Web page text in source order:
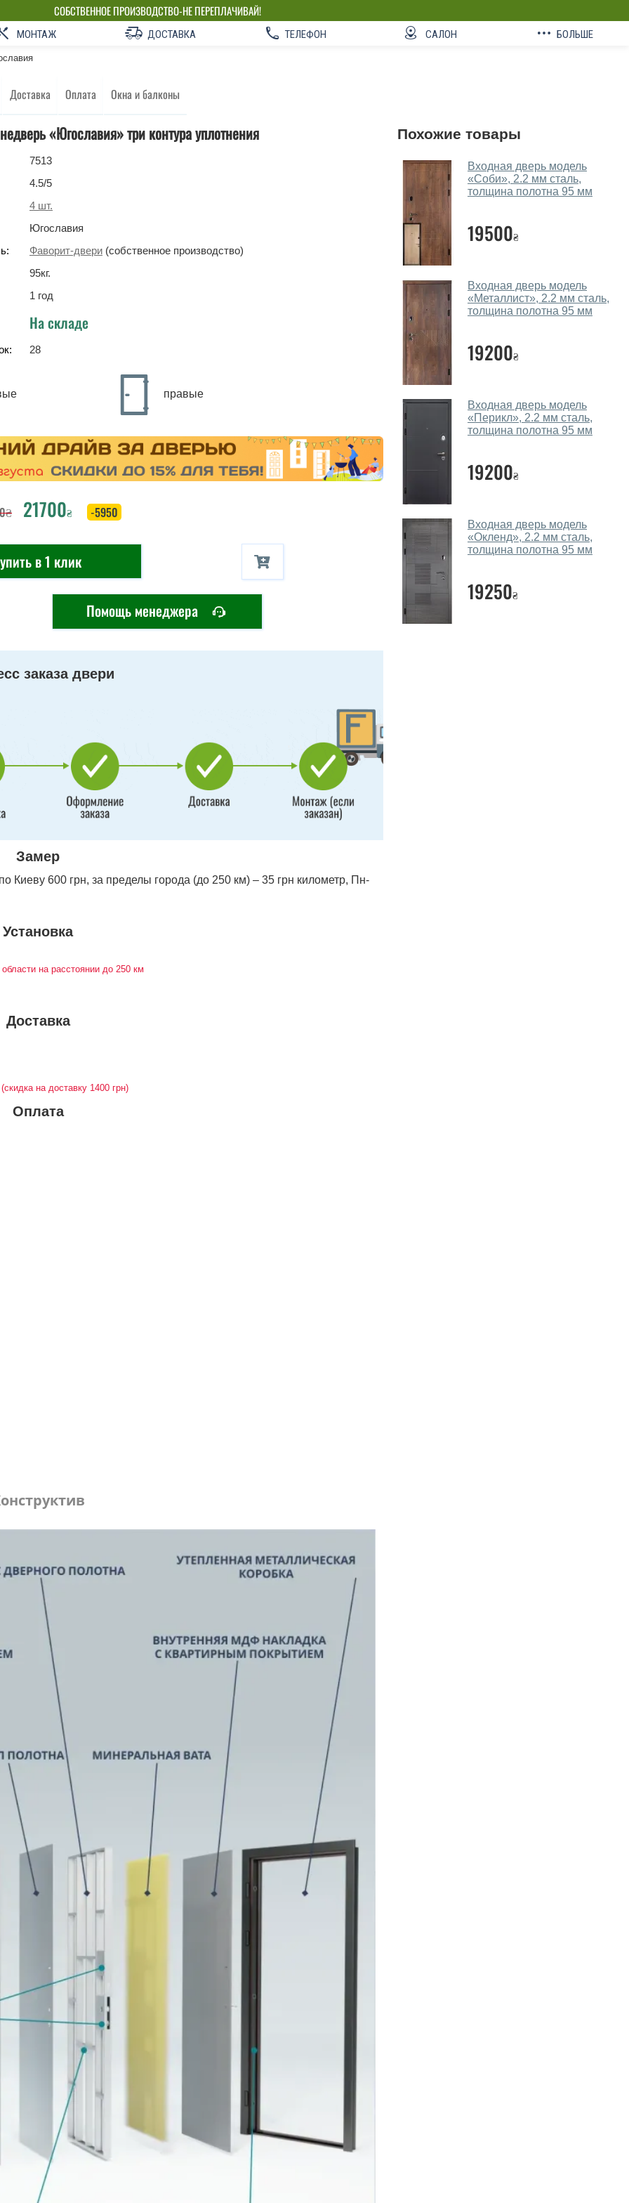
СОБСТВЕННОЕ ПРОИЗВОДСТВО-НЕ ПЕРЕПЛАЧИВАЙ!
МОНТАЖ ДОСТАВКА ТЕЛЕФОН САЛОН БОЛЬШЕ
Доставка Оплата Окна и балконы
«Югославия» три контура уплотнения
7513
4.5/5
4 шт.
Югославия
Фаворит-двери (собственное производство)
95кг.
1 год
На складе
28
правые
₴ 21700₴ -5950
в 1 клик
Помощь менеджера
заказа двери
Замер
Киеву 600 грн, за пределы города (до 250 км) – 35 грн километр, Пн-
Установка
на расстоянии до 250 км
Доставка
(скидка на доставку 1400 грн)
Оплата
Похожие товары
Входная дверь модель
«Соби», 2.2 мм сталь,
толщина полотна 95 мм
19500₴
Входная дверь модель
«Металлист», 2.2 мм сталь,
толщина полотна 95 мм
19200₴
Входная дверь модель
«Перикл», 2.2 мм сталь,
толщина полотна 95 мм
19200₴
Входная дверь модель
«Окленд», 2.2 мм сталь,
толщина полотна 95 мм
19250₴